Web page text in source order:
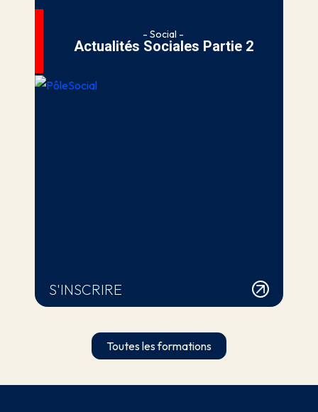
- Social -
Actualités Sociales Partie 2
S'INSCRIRE
Toutes les formations